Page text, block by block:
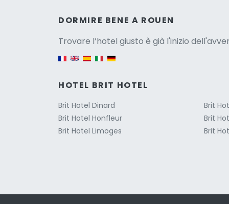
DORMIRE BENE A ROUEN
Trovare l’hotel giusto è già l'inizio
HOTEL BRIT HOTEL
Brit Hotel Dinard
Brit Hotel Honfleur
Brit Hotel Limoges
Brit
Brit
Brit